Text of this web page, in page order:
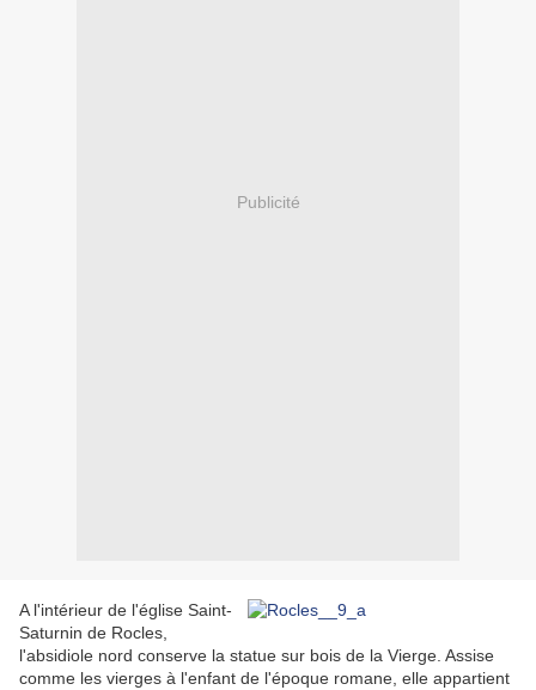
Publicité
A l'intérieur de l'église Saint-
Saturnin de Rocles,
l'absidiole nord conserve la statue sur bois de la Vierge. Assise
comme les vierges à l'enfant de l'époque romane, elle appartient